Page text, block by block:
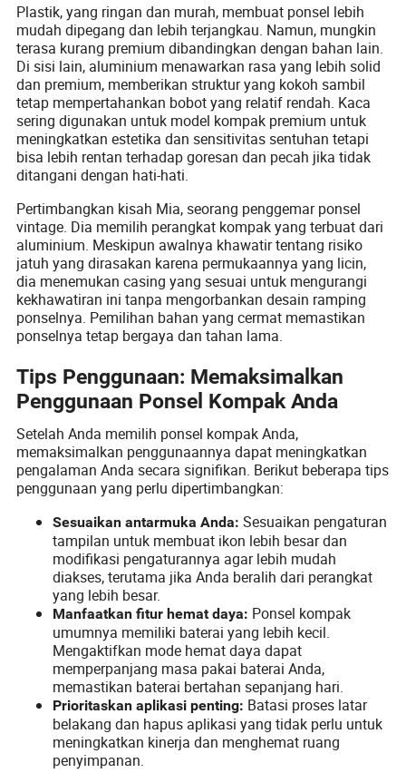
Plastik, yang ringan dan murah, membuat ponsel lebih
mudah dipegang dan lebih terjangkau. Namun, mungkin
terasa kurang premium dibandingkan dengan bahan lain.
Di sisi lain, aluminium menawarkan rasa yang lebih solid
dan premium, memberikan struktur yang kokoh sambil
tetap mempertahankan bobot yang relatif rendah. Kaca
sering digunakan untuk model kompak premium untuk
meningkatkan estetika dan sensitivitas sentuhan tetapi
bisa lebih rentan terhadap goresan dan pecah jika tidak
ditangani dengan hati-hati.
Pertimbangkan kisah Mia, seorang penggemar ponsel
vintage. Dia memilih perangkat kompak yang terbuat dari
aluminium. Meskipun awalnya khawatir tentang risiko
jatuh yang dirasakan karena permukaannya yang licin,
dia menemukan casing yang sesuai untuk mengurangi
kekhawatiran ini tanpa mengorbankan desain ramping
ponselnya. Pemilihan bahan yang cermat memastikan
ponselnya tetap bergaya dan tahan lama.
Tips Penggunaan: Memaksimalkan
Penggunaan Ponsel Kompak Anda
Setelah Anda memilih ponsel kompak Anda,
memaksimalkan penggunaannya dapat meningkatkan
pengalaman Anda secara signifikan. Berikut beberapa tips
penggunaan yang perlu dipertimbangkan:
Sesuaikan antarmuka Anda: Sesuaikan pengaturan
tampilan untuk membuat ikon lebih besar dan
modifikasi pengaturannya agar lebih mudah
diakses, terutama jika Anda beralih dari perangkat
yang lebih besar.
Manfaatkan fitur hemat daya: Ponsel kompak
umumnya memiliki baterai yang lebih kecil.
Mengaktifkan mode hemat daya dapat
memperpanjang masa pakai baterai Anda,
memastikan baterai bertahan sepanjang hari.
Prioritaskan aplikasi penting: Batasi proses latar
belakang dan hapus aplikasi yang tidak perlu untuk
meningkatkan kinerja dan menghemat ruang
penyimpanan.